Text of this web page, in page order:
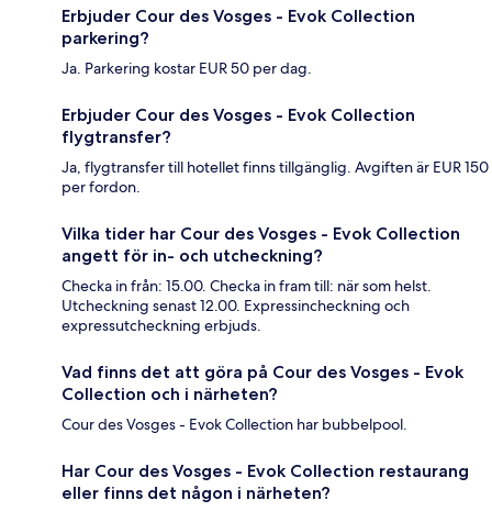
Erbjuder Cour des Vosges - Evok Collection
parkering?
Ja. Parkering kostar EUR 50 per dag.
Erbjuder Cour des Vosges - Evok Collection
flygtransfer?
Ja, flygtransfer till hotellet finns tillgänglig. Avgiften är EUR 150
per fordon.
Vilka tider har Cour des Vosges - Evok Collection
angett för in- och utcheckning?
Checka in från: 15.00. Checka in fram till: när som helst.
Utcheckning senast 12.00. Expressincheckning och
expressutcheckning erbjuds.
Vad finns det att göra på Cour des Vosges - Evok
Collection och i närheten?
Cour des Vosges - Evok Collection har bubbelpool.
Har Cour des Vosges - Evok Collection restaurang
eller finns det någon i närheten?